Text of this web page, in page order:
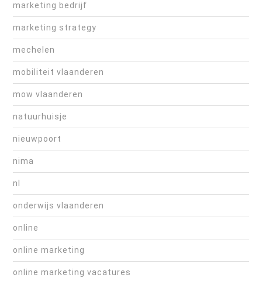
marketing bedrijf
marketing strategy
mechelen
mobiliteit vlaanderen
mow vlaanderen
natuurhuisje
nieuwpoort
nima
nl
onderwijs vlaanderen
online
online marketing
online marketing vacatures